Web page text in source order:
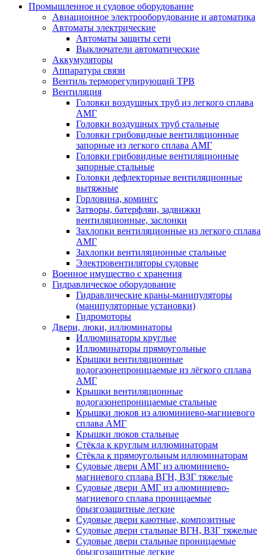
Промышленное и судовое оборудование
Авиационное электрооборудование и автоматика
Автоматы электрические
Автоматы защиты сети
Выключатели автоматические
Аккумуляторы
Аппаратура связи
Вентиль терморегулирующий ТРВ
Вентиляция
Головки воздушных труб из легкого сплава
АМГ
Головки воздушных труб стальные
Головки грибовидные вентиляционные
запорные из легкого сплава АМГ
Головки грибовидные вентиляционные
запорные стальные
Головки дефлекторные вентиляционные
вытяжные
Горловина, комингс
Затворы, батерфляи, задвижки
вентиляционные, заслонки
Захлопки вентиляционные из легкого сплава
АМГ
Захлопки вентиляционные стальные
Электровентиляторы судовые
Военное имущество с хранения
Гидравлическое оборудование
Гидравлические краны-манипуляторы
(манипуляторные установки)
Гидромоторы
Двери, люки, иллюминаторы
Иллюминаторы круглые
Иллюминаторы прямоугольные
Крышки вентиляционные
водогазонепроницаемые из лёгкого сплава
АМГ
Крышки вентиляционные
водогазонепроницаемые стальные
Крышки люков из алюминиево-магниевого
сплава АМГ
Крышки люков стальные
Стёкла к круглым иллюминаторам
Стёкла к прямоугольным иллюминаторам
Судовые двери АМГ из алюминиево-
магниевого сплава ВГН, ВЗГ тяжелые
Судовые двери АМГ из алюминиево-
магниевого сплава проницаемые
брызгозащитные легкие
Судовые двери каютные, композитные
Судовые двери стальные ВГН, ВЗГ тяжелые
Судовые двери стальные проницаемые
брызгозащитные легкие